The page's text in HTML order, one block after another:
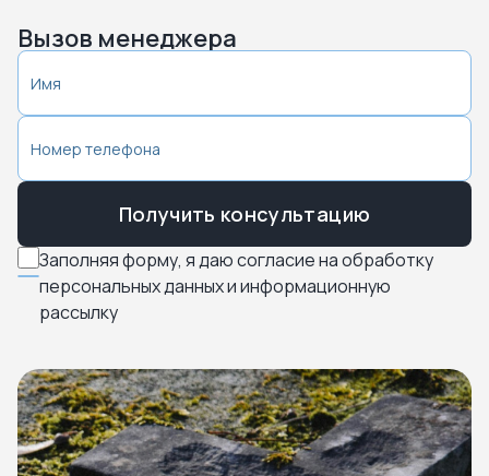
Вызов менеджера
Заполняя форму, я даю согласие на обработку
персональных данных и информационную
рассылку
Получить консультацию